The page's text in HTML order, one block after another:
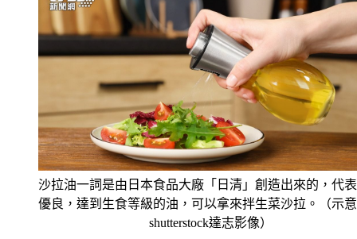
沙拉油一詞是由日本食品大廠「日清」創造出來的，代
優良，達到生食等級的油，可以拿來拌生菜沙拉。（示
shutterstock達志影像）